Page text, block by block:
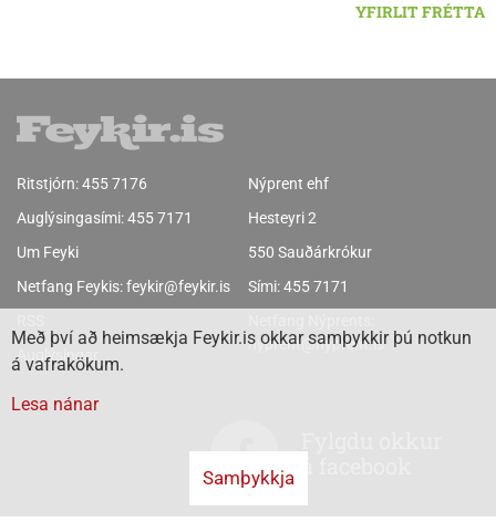
YFIRLIT FRÉTTA
Ritstjórn:455 7176
Auglýsingasími:455 7171
Um Feyki
Netfang Feykis:feykir@feykir.is
Auglýsingar
Nýprent ehf
Hesteyri 2
550 Sauðárkrókur
Sími:455 7171
nyprent@nyprent.is
Með því að heimsækja Feykir.is okkar samþykkir þú notkun
á vafrakökum.
Lesa nánar
Samþykkja